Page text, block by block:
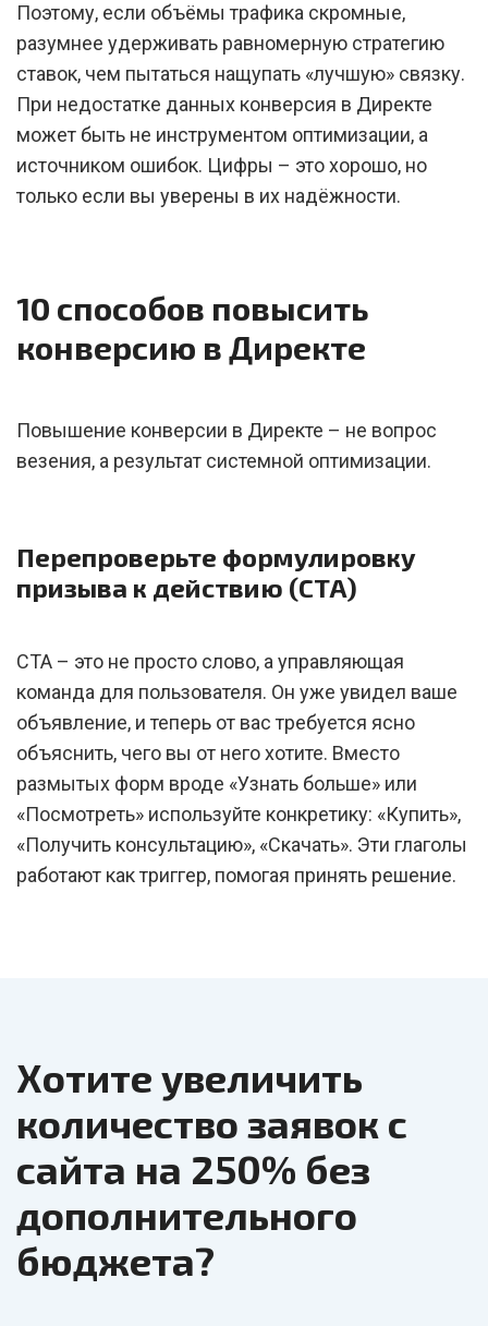
Поэтому, если объёмы трафика скромные,
разумнее удерживать равномерную стратегию
ставок, чем пытаться нащупать «лучшую» связку.
При недостатке данных конверсия в Директе
может быть не инструментом оптимизации, а
источником ошибок. Цифры – это хорошо, но
только если вы уверены в их надёжности.
10 способов повысить
конверсию в Директе
Повышение конверсии в Директе – не вопрос
везения, а результат системной оптимизации.
Перепроверьте формулировку
призыва к действию (CTA)
CTA – это не просто слово, а управляющая
команда для пользователя. Он уже увидел ваше
объявление, и теперь от вас требуется ясно
объяснить, чего вы от него хотите. Вместо
размытых форм вроде «Узнать больше» или
«Посмотреть» используйте конкретику: «Купить»,
«Получить консультацию», «Скачать». Эти глаголы
работают как триггер, помогая принять решение.
Хотите увеличить
количество заявок с
сайта на 250% без
дополнительного
бюджета?